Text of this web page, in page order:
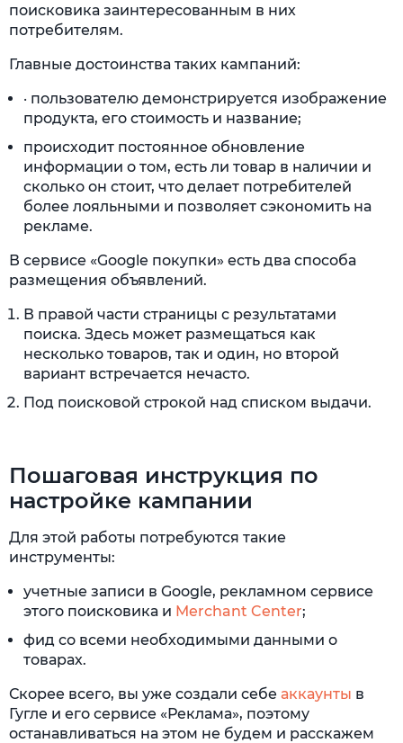
поисковика заинтересованным в них
потребителям.
Главные достоинства таких кампаний:
· пользователю демонстрируется изображение
продукта, его стоимость и название;
происходит постоянное обновление
информации о том, есть ли товар в наличии и
сколько он стоит, что делает потребителей
более лояльными и позволяет сэкономить на
рекламе.
В сервисе «Google покупки» есть два способа
размещения объявлений.
В правой части страницы с результатами
поиска. Здесь может размещаться как
несколько товаров, так и один, но второй
вариант встречается нечасто.
Под поисковой строкой над списком выдачи.
Пошаговая инструкция по
настройке кампании
Для этой работы потребуются такие
инструменты:
учетные записи в Google, рекламном сервисе
этого поисковика и Merchant Center;
фид со всеми необходимыми данными о
товарах.
Скорее всего, вы уже создали себе аккаунты в
Гугле и его сервисе «Реклама», поэтому
останавливаться на этом не будем и расскажем